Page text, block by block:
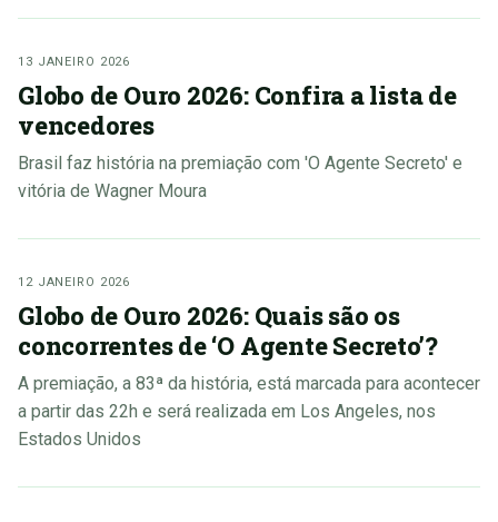
13 JANEIRO 2026
Globo de Ouro 2026: Confira a lista de
vencedores
Brasil faz história na premiação com 'O Agente Secreto' e
vitória de Wagner Moura
12 JANEIRO 2026
Globo de Ouro 2026: Quais são os
concorrentes de ‘O Agente Secreto’?
A premiação, a 83ª da história, está marcada para acontecer
a partir das 22h e será realizada em Los Angeles, nos
Estados Unidos